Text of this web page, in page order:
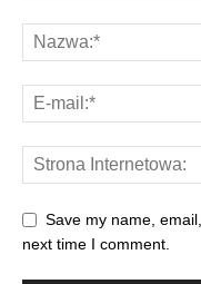
Save my name,
next time I comment.